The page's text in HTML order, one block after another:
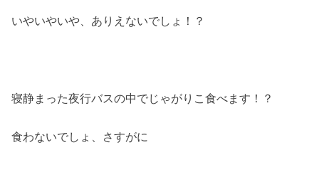
いやいやいや、ありえないでしょ！？
寝静まった夜行バスの中でじゃがりこ食べます！？
食わないでしょ、さすがに